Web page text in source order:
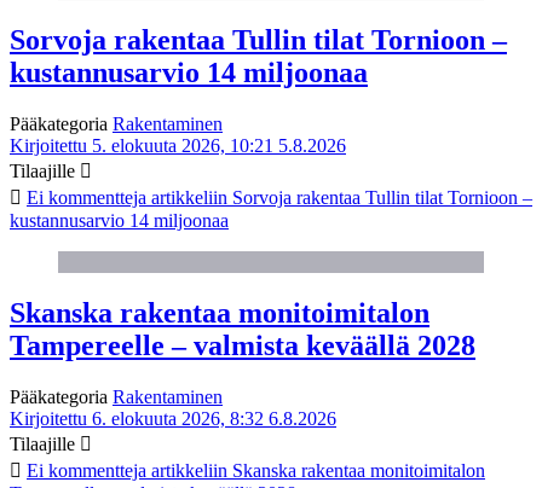
Sorvoja rakentaa Tullin tilat Tornioon –
kustannusarvio 14 miljoonaa
Pääkategoria Rakentaminen
Kirjoitettu 5. elokuuta 2026, 10:21 5.8.2026
Tilaajille
Ei kommentteja artikkeliin Sorvoja rakentaa Tullin tilat Tornioon –
kustannusarvio 14 miljoonaa
Skanska rakentaa monitoimitalon
Tampereelle – valmista keväällä 2028
Pääkategoria Rakentaminen
Kirjoitettu 6. elokuuta 2026, 8:32 6.8.2026
Tilaajille
Ei kommentteja artikkeliin Skanska rakentaa monitoimitalon